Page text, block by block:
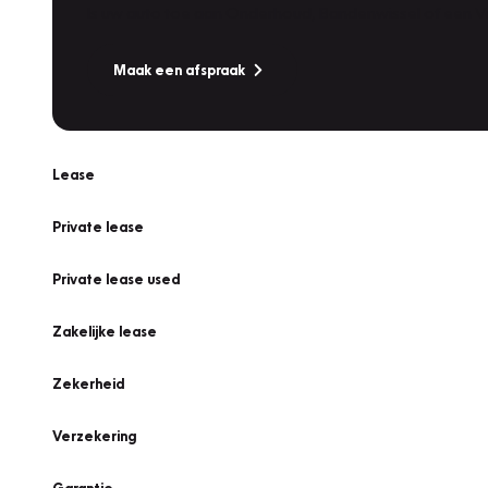
Maak een afspraak
Lease
Private lease
Private lease used
Zakelijke lease
Zekerheid
Verzekering